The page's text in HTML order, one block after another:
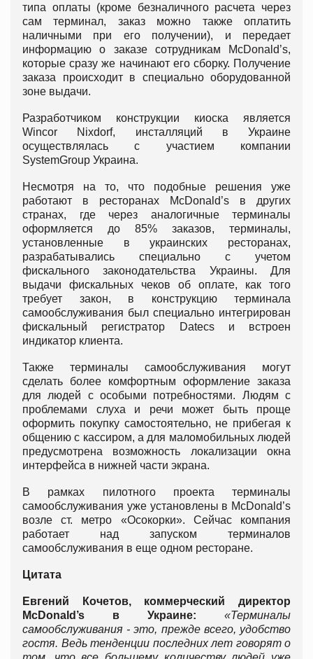
типа оплаты (кроме безналичного расчета через
сам терминал, заказ можно также оплатить
наличными при его получении), и передает
информацию о заказе сотрудникам McDonald’s,
которые сразу же начинают его сборку. Получение
заказа происходит в специально оборудованной
зоне выдачи.
Разработчиком конструкции киоска является
Wincor Nixdorf, инсталляций в Украине
осуществлялась с участием компании
SystemGroup Украина.
Несмотря на то, что подобные решения уже
работают в ресторанах McDonald’s в других
странах, где через аналогичные терминалы
оформляется до 85% заказов, терминалы,
установленные в украинских ресторанах,
разрабатывались специально с учетом
фискального законодательства Украины. Для
выдачи фискальных чеков об оплате, как того
требует закон, в конструкцию терминала
самообслуживания был специально интегрирован
фискальный регистратор Datecs и встроен
индикатор клиента.
Также терминалы самообслуживания могут
сделать более комфортным оформление заказа
для людей с особыми потребностями. Людям с
проблемами слуха и речи может быть проще
оформить покупку самостоятельно, не прибегая к
общению с кассиром, а для маломобильных людей
предусмотрена возможность локализации окна
интерфейса в нижней части экрана.
В рамках пилотного проекта терминалы
самообслуживания уже установлены в McDonald’s
возле ст. метро «Осокорки». Сейчас компания
работает над запуском терминалов
самообслуживания в еще одном ресторане.
Цитата
Евгений Кочетов, коммерческий директор
McDonald’s в Украине: «Терминалы
самообслуживания - это, прежде всего, удобство
гостя. Ведь тенденции последних лет говорят о